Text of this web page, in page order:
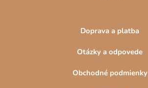
Doprava a platba
Otázky a odpovede
Obchodné podmienky